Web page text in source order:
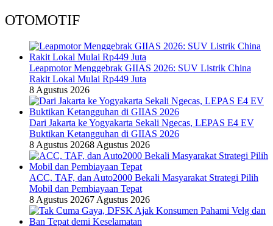
OTOMOTIF
Leapmotor Menggebrak GIIAS 2026: SUV Listrik China
Rakit Lokal Mulai Rp449 Juta
8 Agustus 2026
Dari Jakarta ke Yogyakarta Sekali Ngecas, LEPAS E4 EV
Buktikan Ketangguhan di GIIAS 2026
8 Agustus 20268 Agustus 2026
ACC, TAF, dan Auto2000 Bekali Masyarakat Strategi Pilih
Mobil dan Pembiayaan Tepat
8 Agustus 20267 Agustus 2026